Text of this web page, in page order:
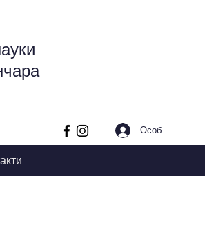
Особистий